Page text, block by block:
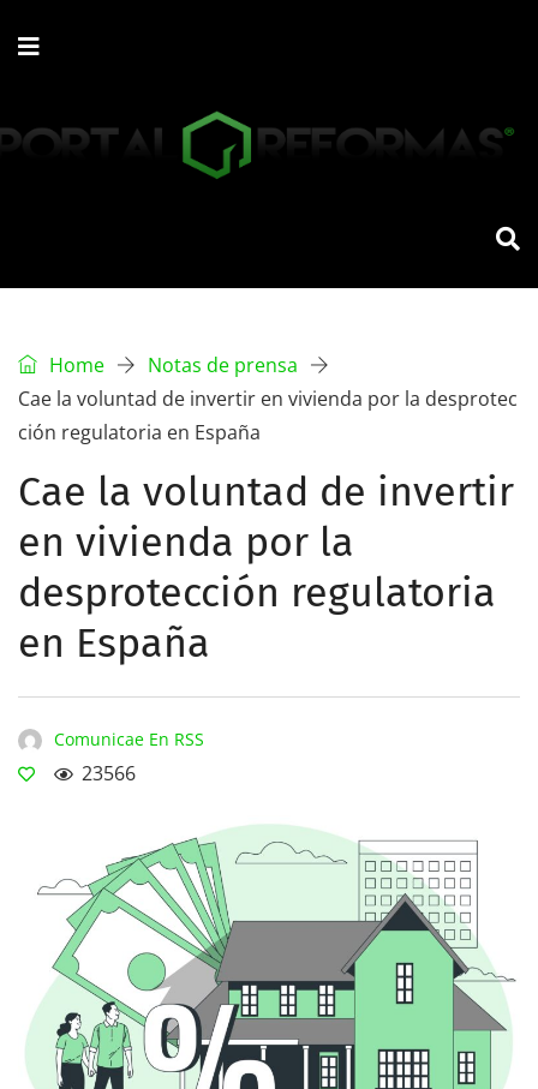
Home
Notas de prensa
Cae la voluntad de invertir en vivienda por la desprotec
ción regulatoria en España
Cae la voluntad de invertir
en vivienda por la
desprotección regulatoria
en España
Comunicae En RSS
23566